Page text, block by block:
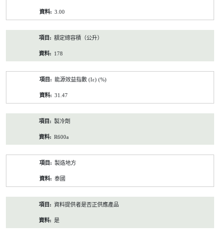
3.00
額定總容積（公升）
178
能源效益指數 (Iε) (%)
31.47
製冷劑
R600a
製造地方
泰國
資料提供者是否正供應產品
是